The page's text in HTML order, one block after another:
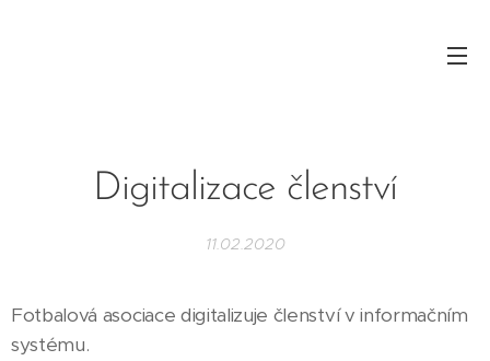
Digitalizace členství
11.02.2020
Fotbalová asociace digitalizuje členství v informačním
systému.